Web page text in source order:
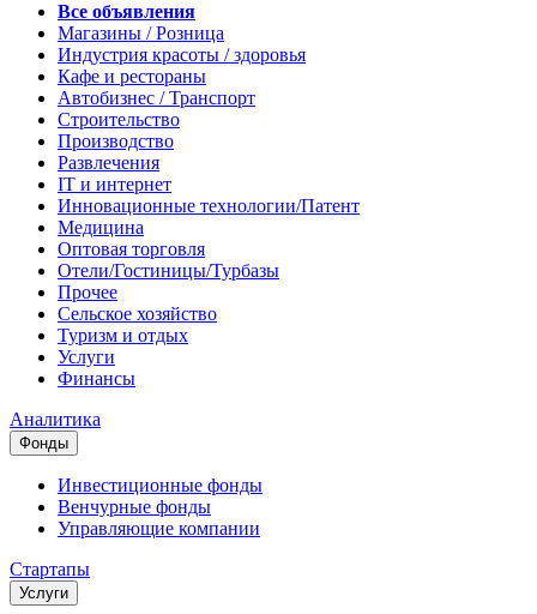
Все объявления
Магазины / Розница
Индустрия красоты / здоровья
Кафе и рестораны
Автобизнес / Транспорт
Строительство
Производство
Развлечения
IT и интернет
Инновационные технологии/Патент
Медицина
Оптовая торговля
Отели/Гостиницы/Турбазы
Прочее
Сельское хозяйство
Туризм и отдых
Услуги
Финансы
Аналитика
Фонды
Инвестиционные фонды
Венчурные фонды
Управляющие компании
Стартапы
Услуги